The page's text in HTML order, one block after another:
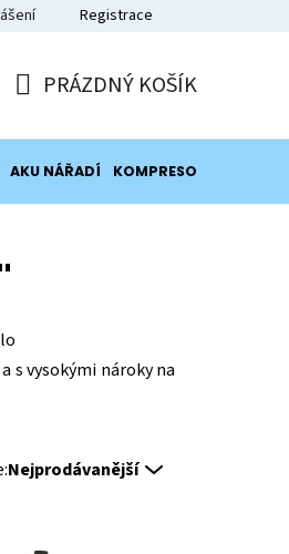
Registrace
KOŠÍK
PRÁZDNÝ KOŠÍK
AKU NÁŘADÍ KOMPRESORY
s vysokými nároky na
Nejprodávanější